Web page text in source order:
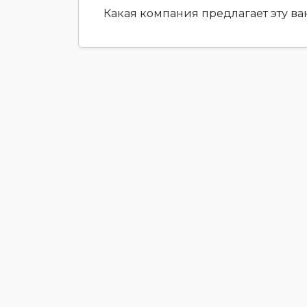
Какая компания предлагает эту